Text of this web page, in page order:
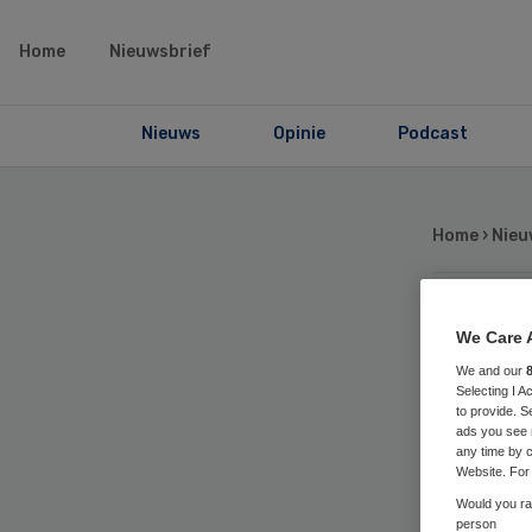
Home Nieuwsbrief
Nieuws Opinie Podcast
Home ›
We Care
We and our
Selecting I
to provide.
ads you see
any time by
Website.
Would you
person